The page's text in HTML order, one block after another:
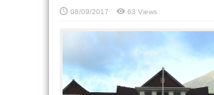
08/09/2017 63 Views